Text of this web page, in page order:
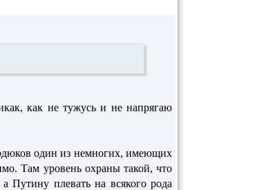
как не тужусь и не напрягаю
один из немногих, имеющих
Там уровень охраны такой, что
Путину плевать на всякого рода